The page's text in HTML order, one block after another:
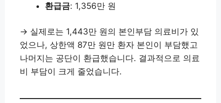
환급금: 1,356만 원
→ 실제로는 1,443만 원의 본인부담 의료비가 있
었으나, 상한액 87만 원만 환자 본인이 부담했고
나머지는 공단이 환급했습니다. 결과적으로 의료
비 부담이 크게 줄었습니다.